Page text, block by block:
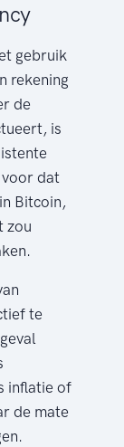
gebruik
rekening
de
is
dat
Bitcoin,
zou
te
inflatie of
de mate